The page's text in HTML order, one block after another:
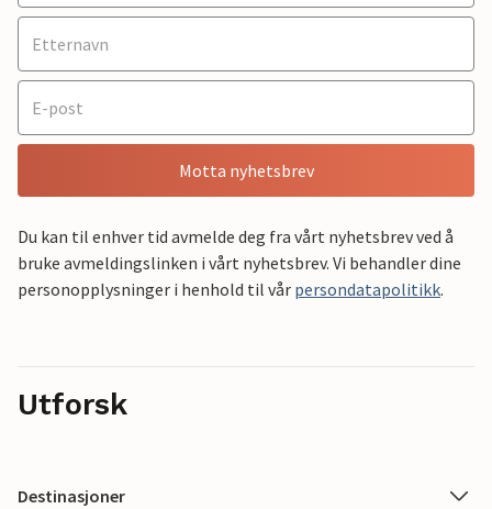
Motta nyhetsbrev
Du kan til enhver tid avmelde deg fra vårt nyhetsbrev ved å
bruke avmeldingslinken i vårt nyhetsbrev. Vi behandler dine
personopplysninger i henhold til vår persondatapolitikk.
Utforsk
Destinasjoner